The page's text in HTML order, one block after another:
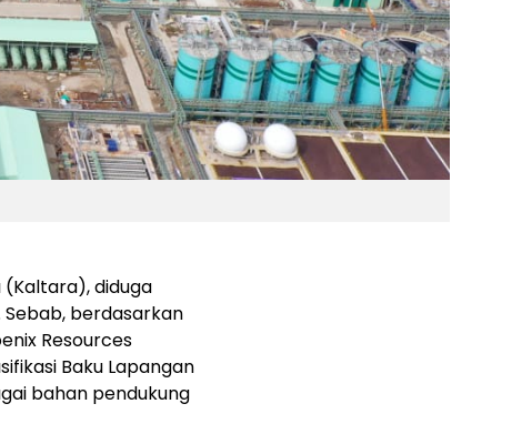
diduga
berdasarkan
Resources
Baku Lapangan
bahan pendukung